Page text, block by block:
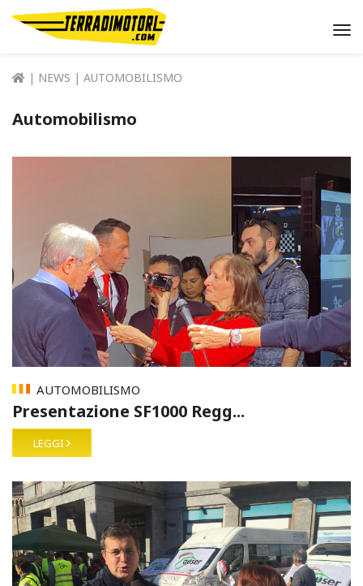
| NEWS | AUTOMOBILISMO
Automobilismo
AUTOMOBILISMO
Presentazione SF1000 Regg...
LEGGI